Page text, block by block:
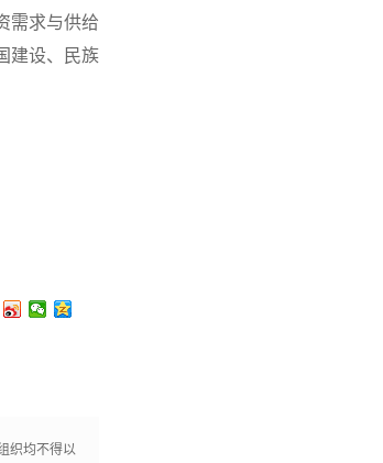
需求与供给
建设、民族
织均不得以